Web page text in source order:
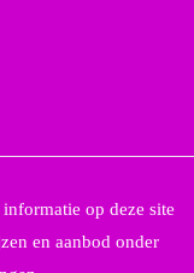
op deze site
en aanbod onder